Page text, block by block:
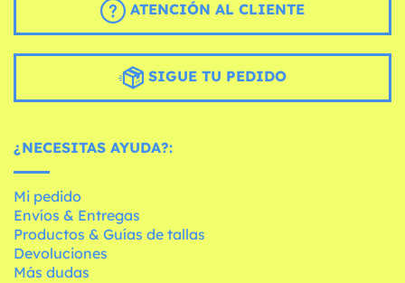
ATENCIÓN AL CLIENTE
SIGUE TU PEDIDO
¿NECESITAS AYUDA?:
Mi pedido
Envíos & Entregas
Productos & Guías de tallas
Devoluciones
Más dudas